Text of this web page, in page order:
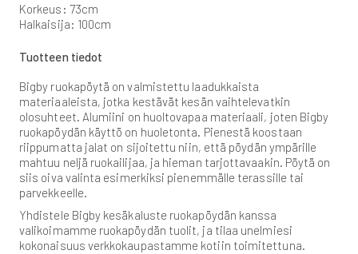
Korkeus: 73cm
Halkaisija: 100cm
Tuotteen tiedot
Bigby ruokapöytä on valmistettu laadukkaista
materiaaleista, jotka kestävät kesän vaihtelevatkin
olosuhteet. Alumiini on huoltovapaa materiaali, joten Bigby
ruokapöydän käyttö on huoletonta. Pienestä koostaan
riippumatta jalat on sijoitettu niin, että pöydän ympärille
mahtuu neljä ruokailijaa, ja hieman tarjottavaakin. Pöytä on
siis oiva valinta esimerkiksi pienemmälle terassille tai
parvekkeelle.
Yhdistele Bigby kesäkaluste ruokapöydän kanssa
valikoimamme ruokapöydän tuolit, ja tilaa unelmiesi
kokonaisuus verkkokaupastamme kotiin toimitettuna.